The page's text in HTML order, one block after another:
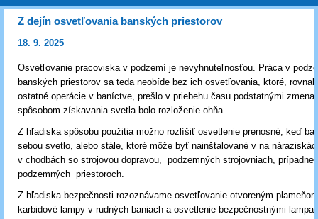
Z dejín osvetľovania banských priestorov
18. 9. 2025
Osvetľovanie pracoviska v podzemí je nevyhnuteľnosťou. Práca v
banských priestorov sa teda neobíde bez ich osvetľovania, ktoré,
ostatné operácie v baníctve, prešlo v priebehu času podstatnými
spôsobom získavania svetla bolo rozloženie ohňa.
Z hľadiska spôsobu použitia možno rozlíšiť osvetlenie prenosné, keď
sebou svetlo, alebo stále, ktoré môže byť nainštalované v na
v chodbách so strojovou dopravou, podzemných strojovniach, prípadne
podzemných priestoroch.
Z hľadiska bezpečnosti rozoznávame osvetľovanie otvoreným
karbidové lampy v rudných baniach a osvetlenie bezpečnostnými